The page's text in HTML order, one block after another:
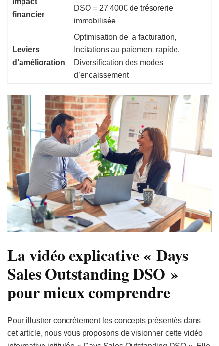
Impact
financier
DSO = 27 400€ de trésorerie
immobilisée
Leviers
d’amélioration
Optimisation de la facturation,
Incitations au paiement rapide,
Diversification des modes
d’encaissement
La vidéo explicative « Days
Sales Outstanding DSO »
pour mieux comprendre
Pour illustrer concrètement les concepts présentés dans
cet article, nous vous proposons de visionner cette vidéo